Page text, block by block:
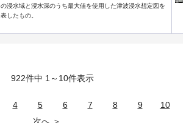
の浸水域と浸水深のうち最大値を使用した津波浸水想定図を
表したもの。
922件中 1～10件表示
4 5 6 7 8 9
10
次へ ＞